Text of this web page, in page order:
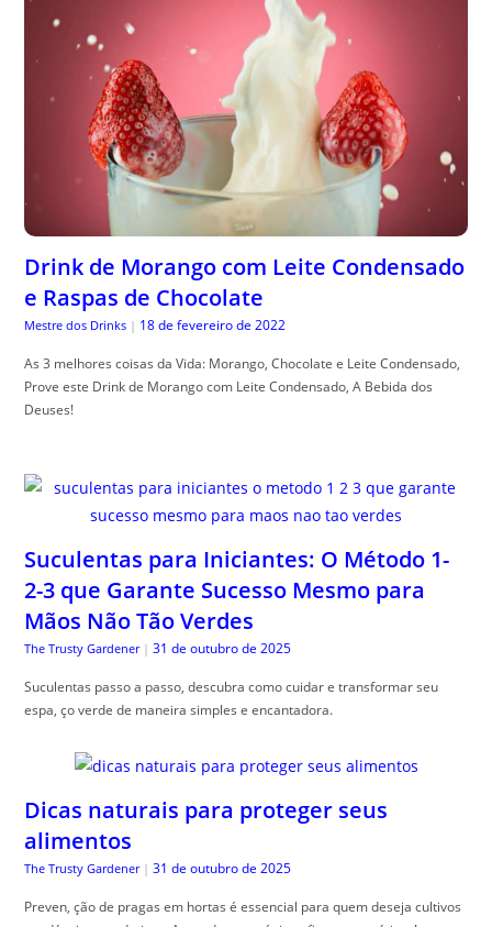
Drink de Morango com Leite Condensado
e Raspas de Chocolate
Mestre dos Drinks | 18 de fevereiro de 2022
As 3 melhores coisas da Vida: Morango, Chocolate e Leite Condensado,
Prove este Drink de Morango com Leite Condensado, A Bebida dos
Deuses!
Suculentas para Iniciantes: O Método 1-
2-3 que Garante Sucesso Mesmo para
Mãos Não Tão Verdes
The Trusty Gardener | 31 de outubro de 2025
Suculentas passo a passo, descubra como cuidar e transformar seu
espa, ço verde de maneira simples e encantadora.
Dicas naturais para proteger seus
alimentos
The Trusty Gardener | 31 de outubro de 2025
Preven, ção de pragas em hortas é essencial para quem deseja cultivos